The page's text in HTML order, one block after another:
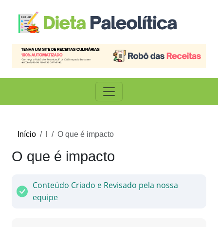
Início O que é impacto
O que é impacto
Conteúdo Criado e Revisado pela nossa
equipe